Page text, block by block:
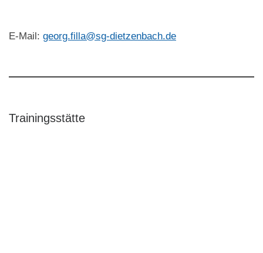
E-Mail: georg.filla@sg-dietzenbach.de
Trainingsstätte